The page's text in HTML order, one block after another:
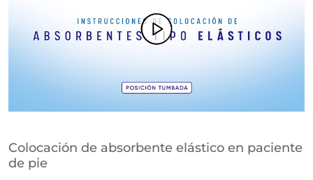
Colocación de absorbente elástico en paciente
de pie